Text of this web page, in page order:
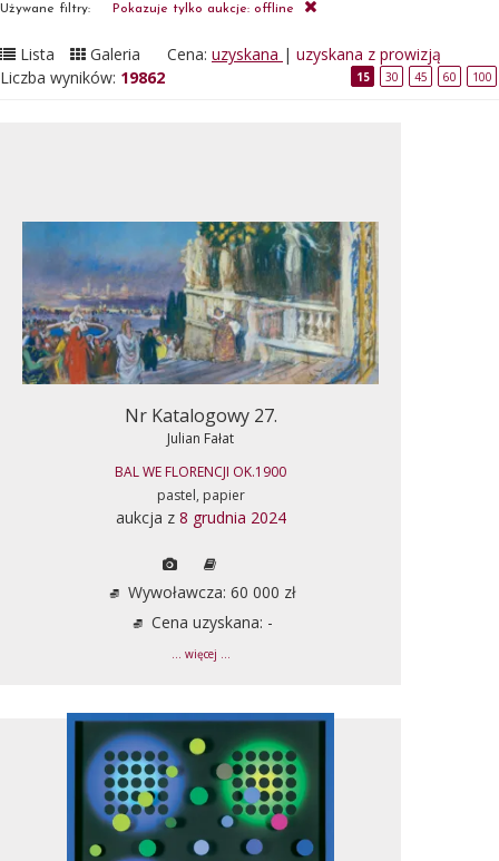
Używane filtry: Pokazuje tylko aukcje: offline
Lista Galeria Cena: uzyskana | uzyskana z prowizją
Liczba wyników: 19862 15 30 45 60 100
Nr Katalogowy 27.
Julian Fałat
BAL WE FLORENCJI OK.1900
pastel, papier
aukcja z 8 grudnia 2024
Wywoławcza: 60 000 zł
Cena uzyskana: -
... więcej ...